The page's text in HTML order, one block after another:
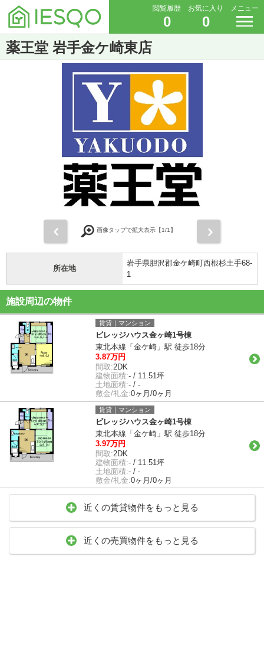
閲覧履歴
0
お気に入り
0
メニュー
薬王堂 岩手金ケ崎東店
画像タップで拡大表示【1/1】
所在地
岩手県胆沢郡金ケ崎町西根杉土手68-
1
施設周辺の物件
賃貸｜マンション
ビレッジハウス金ヶ崎1号棟
東北本線「金ケ崎」駅 徒歩18分
3.87万円
間取:2DK
建物面積:- / 11.51坪
土地面積:- / -
敷金/礼金:0ヶ月/0ヶ月
賃貸｜マンション
ビレッジハウス金ヶ崎1号棟
東北本線「金ケ崎」駅 徒歩18分
3.97万円
間取:2DK
建物面積:- / 11.51坪
土地面積:- / -
敷金/礼金:0ヶ月/0ヶ月
近くの賃貸物件をもっと見る
近くの売買物件をもっと見る